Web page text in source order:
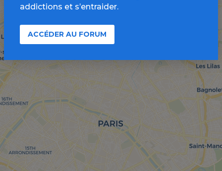
addictions et s’entraider.
ACCÉDER AU FORUM